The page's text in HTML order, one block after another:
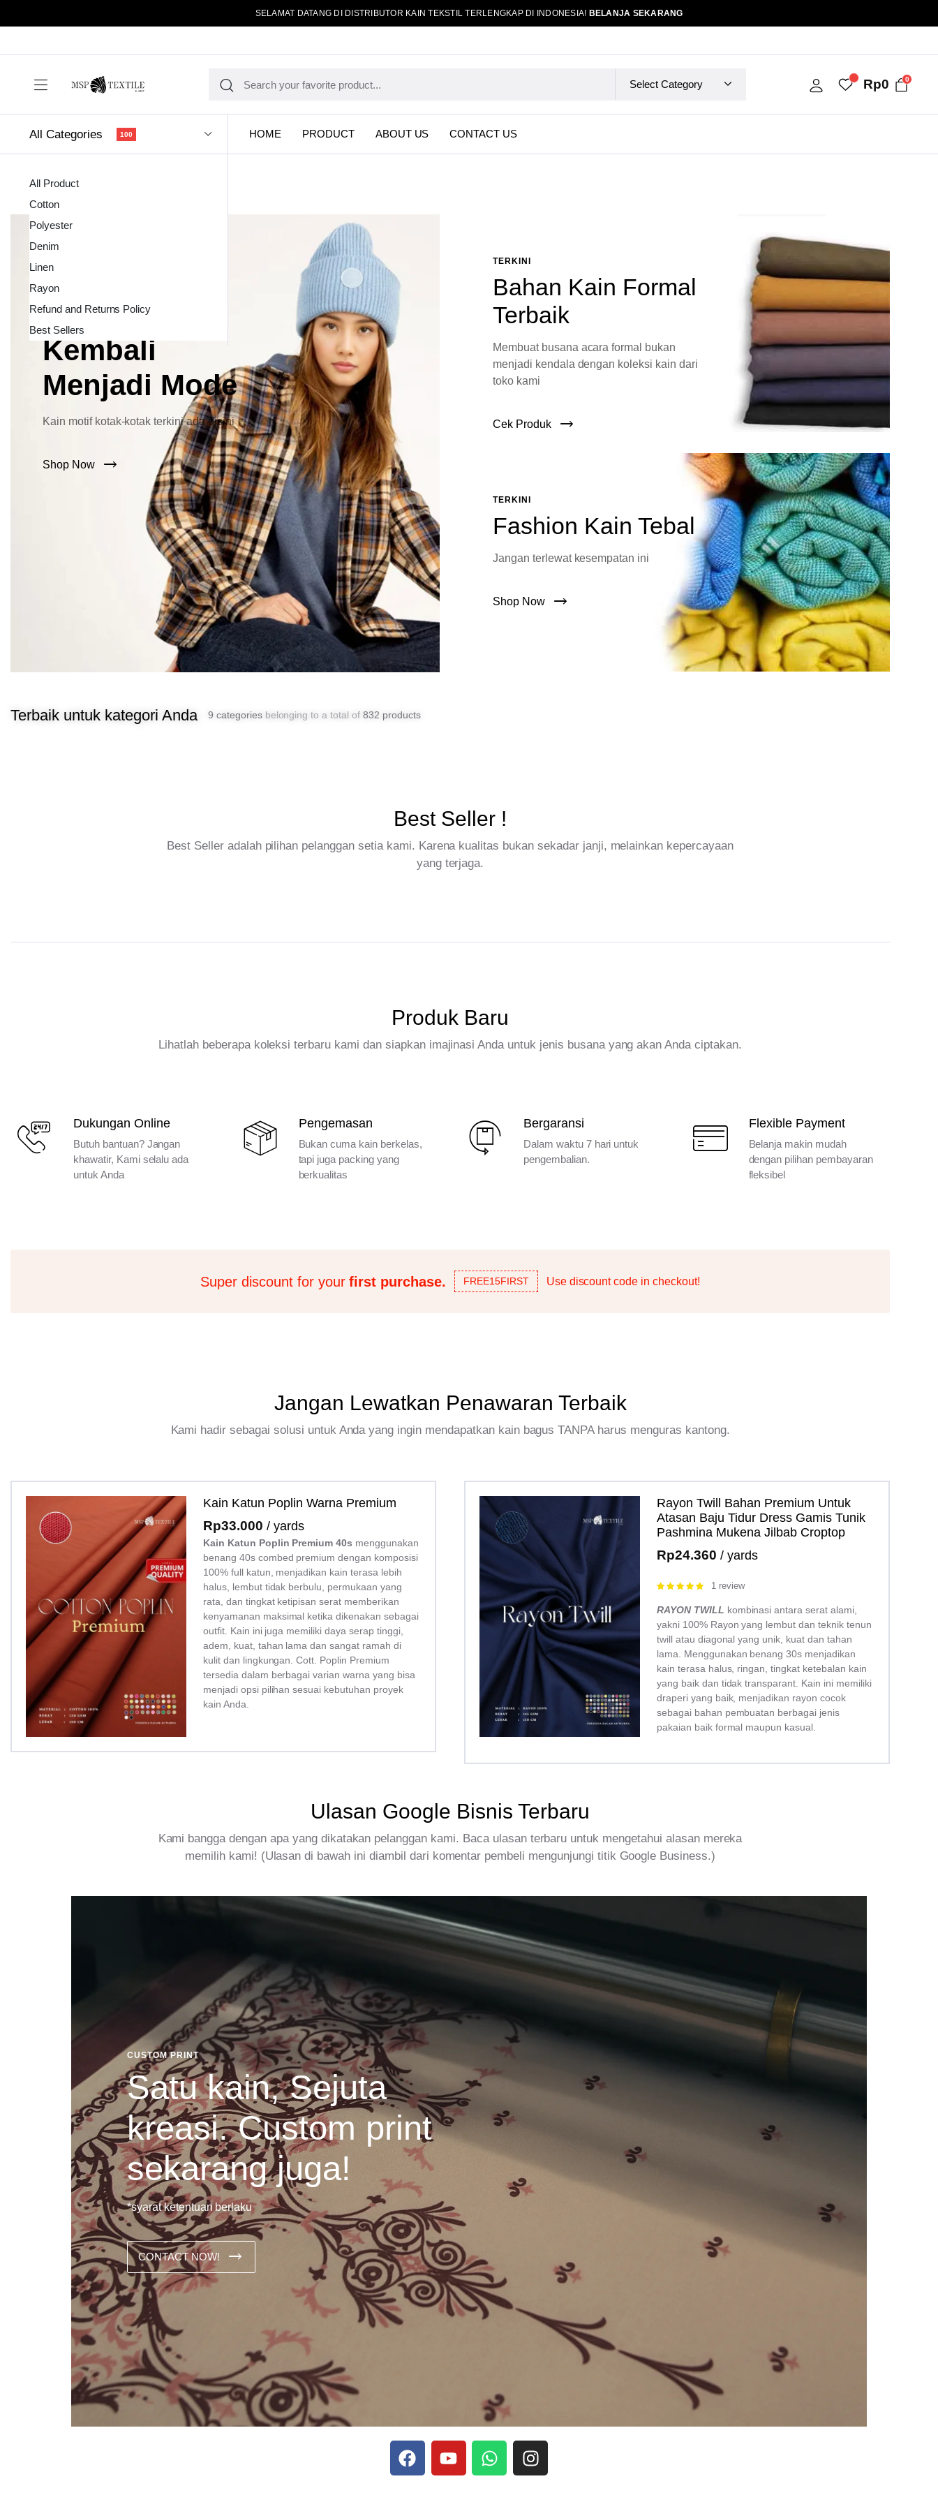
SELAMAT DATANG DI DISTRIBUTOR KAIN TEKSTIL TERLENGKAP DI INDONESIA! BELANJA SEKARANG
Rp0 0
All Categories 100
All Product
Cotton
Polyester
Denim
Linen
Rayon
Refund and Returns Policy
Best Sellers
HOME PRODUCT ABOUT US CONTACT US
Kain Pola
Lebar Kini
Kembali
Menjadi Mode
Kain motif kotak-kotak terkini ada disini
Shop Now
TERKINI
Bahan Kain Formal
Terbaik
Membuat busana acara formal bukan
menjadi kendala dengan koleksi kain dari
toko kami
Cek Produk
TERKINI
Fashion Kain Tebal
Jangan terlewat kesempatan ini
Shop Now
Terbaik untuk kategori Anda 9 categoriesbelonging to a total of 832 products
Best Seller !
Best Seller adalah pilihan pelanggan setia kami. Karena kualitas bukan sekadar janji, melainkan kepercayaan
yang terjaga.
Produk Baru
Lihatlah beberapa koleksi terbaru kami dan siapkan imajinasi Anda untuk jenis busana yang akan Anda ciptakan.
Dukungan Online
Butuh bantuan? Jangan
khawatir, Kami selalu ada
untuk Anda
Pengemasan
Bukan cuma kain berkelas,
tapi juga packing yang
berkualitas
Bergaransi
Dalam waktu 7 hari untuk
pengembalian.
Flexible Payment
Belanja makin mudah
dengan pilihan pembayaran
fleksibel
Super discount for yourfirst purchase. FREE15FIRST Use discount code in checkout!
Jangan Lewatkan Penawaran Terbaik
Kami hadir sebagai solusi untuk Anda yang ingin mendapatkan kain bagus TANPA harus menguras kantong.
Kain Katun Poplin Warna Premium
Rp33.000 / yards
Kain Katun Poplin Premium 40s menggunakan
benang 40s combed premium dengan komposisi
100% full katun, menjadikan kain terasa lebih
halus, lembut tidak berbulu, permukaan yang
rata, dan tingkat ketipisan serat memberikan
kenyamanan maksimal ketika dikenakan sebagai
outfit. Kain ini juga memiliki daya serap tinggi,
adem, kuat, tahan lama dan sangat ramah di
kulit dan lingkungan. Cott. Poplin Premium
tersedia dalam berbagai varian warna yang bisa
menjadi opsi pilihan sesuai kebutuhan proyek
kain Anda.
Rayon Twill Bahan Premium Untuk
Atasan Baju Tidur Dress Gamis Tunik
Pashmina Mukena Jilbab Croptop
Rp24.360 / yards
Rated
1 review
RAYON TWILL kombinasi antara serat alami,
yakni 100% Rayon yang lembut dan teknik tenun
twill atau diagonal yang unik, kuat dan tahan
lama. Menggunakan benang 30s menjadikan
kain terasa halus, ringan, tingkat ketebalan kain
yang baik dan tidak transparant. Kain ini memiliki
draperi yang baik, menjadikan rayon cocok
sebagai bahan pembuatan berbagai jenis
pakaian baik formal maupun kasual.
Ulasan Google Bisnis Terbaru
Kami bangga dengan apa yang dikatakan pelanggan kami. Baca ulasan terbaru untuk mengetahui alasan mereka
memilih kami! (Ulasan di bawah ini diambil dari komentar pembeli mengunjungi titik Google Business.)
CUSTOM PRINT
Satu kain, Sejuta
kreasi. Custom print
sekarang juga!
*syarat ketentuan berlaku
CONTACT NOW!